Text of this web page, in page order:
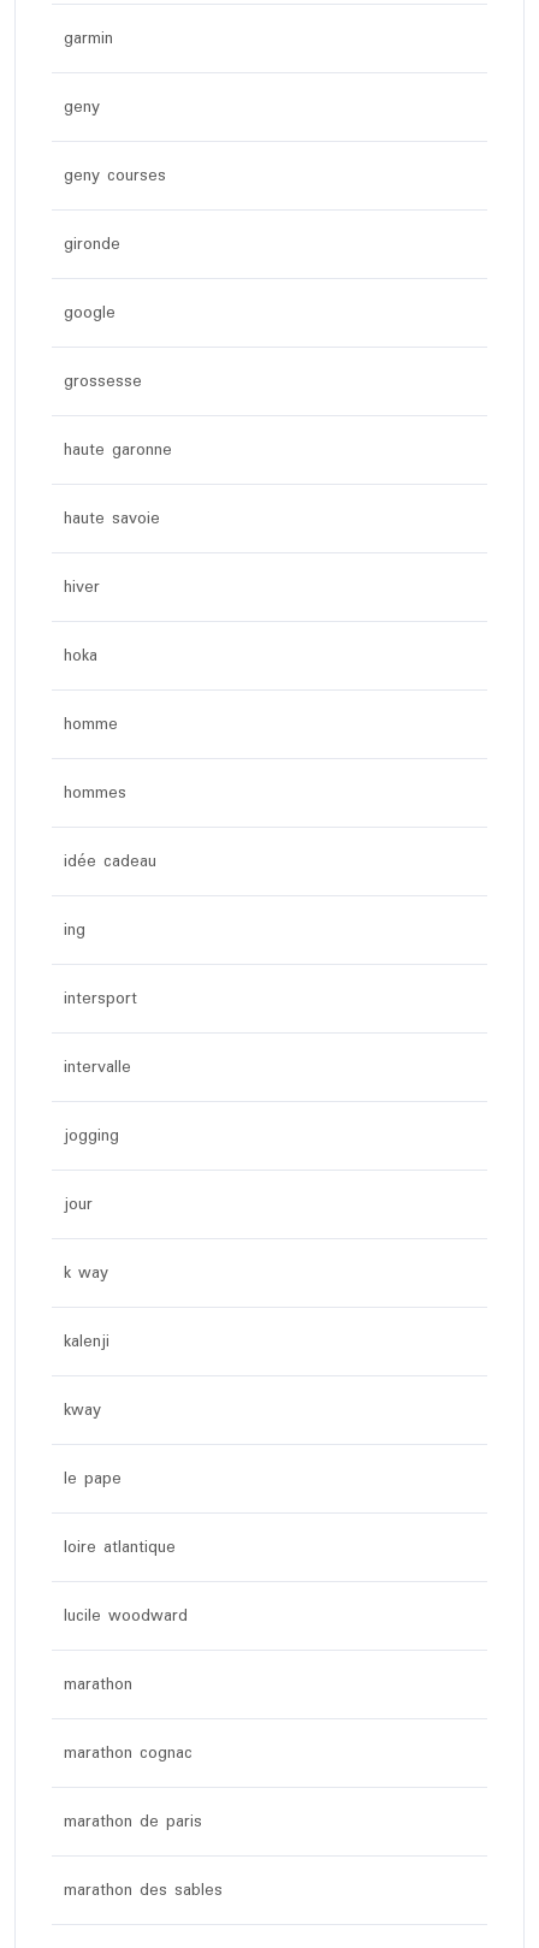
garmin
geny
geny courses
gironde
google
grossesse
haute garonne
haute savoie
hiver
hoka
homme
hommes
idée cadeau
ing
intersport
intervalle
jogging
jour
k way
kalenji
kway
le pape
loire atlantique
lucile woodward
marathon
marathon cognac
marathon de paris
marathon des sables